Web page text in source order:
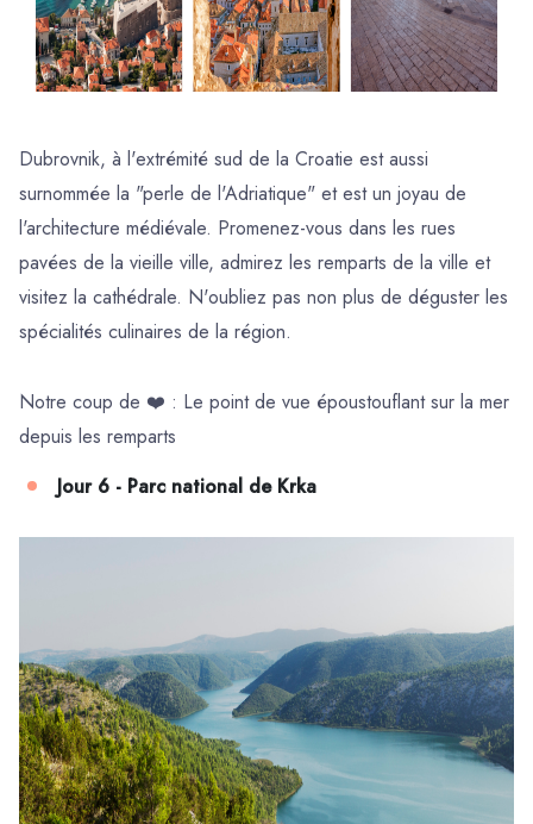
Dubrovnik, à l'extrémité sud de la Croatie est aussi
surnommée la "perle de l'Adriatique" et est un joyau de
l'architecture médiévale. Promenez-vous dans les rues
pavées de la vieille ville, admirez les remparts de la ville et
visitez la cathédrale. N'oubliez pas non plus de déguster les
spécialités culinaires de la région.
Notre coup de ❤️ : Le point de vue époustouflant sur la mer
depuis les remparts
Jour 6 - Parc national de Krka